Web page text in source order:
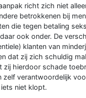
richt zich niet
betrokkenen bij
die tegen betaling
ook onder. De
klanten van
dat zij zich schuldig
zij hierdoor schade
zelf verantwoordelijk
niet klopt.